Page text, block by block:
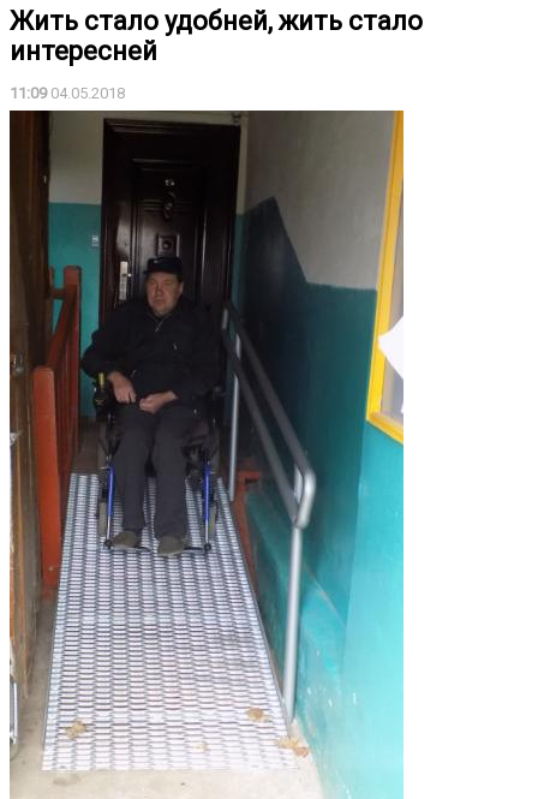
Жить стало удобней, жить стало
интересней
11:0904.05.2018